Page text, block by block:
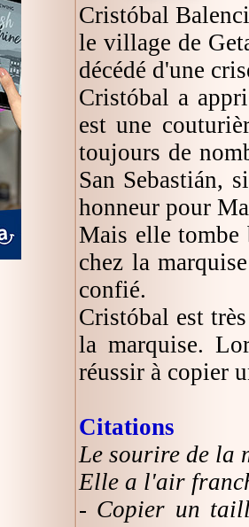
Cristóbal
le village de
décédé d'une
Cristóbal a
est une
toujours de
San Sebastián,
honneur pour
Mais elle tombe
chez la
confié.
Cristóbal est
la marquise.
réussir à copier
Citations
Le sourire de la
Elle a l'air
- Copier un